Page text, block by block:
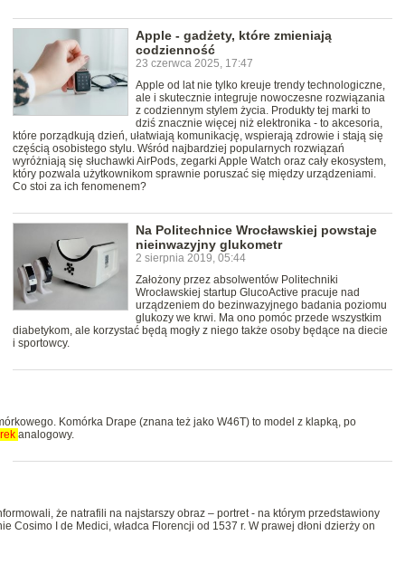
Apple - gadżety, które zmieniają
codzienność
23 czerwca 2025, 17:47
Apple od lat nie tylko kreuje trendy technologiczne,
ale i skutecznie integruje nowoczesne rozwiązania
z codziennym stylem życia. Produkty tej marki to
dziś znacznie więcej niż elektronika - to akcesoria,
które porządkują dzień, ułatwiają komunikację, wspierają zdrowie i stają się
częścią osobistego stylu. Wśród najbardziej popularnych rozwiązań
wyróżniają się słuchawki AirPods, zegarki Apple Watch oraz cały ekosystem,
który pozwala użytkownikom sprawnie poruszać się między urządzeniami.
Co stoi za ich fenomenem?
Na Politechnice Wrocławskiej powstaje
nieinwazyjny glukometr
2 sierpnia 2019, 05:44
Założony przez absolwentów Politechniki
Wrocławskiej startup GlucoActive pracuje nad
urządzeniem do bezinwazyjnego badania poziomu
glukozy we krwi. Ma ono pomóc przede wszystkim
diabetykom, ale korzystać będą mogły z niego także osoby będące na diecie
i sportowcy.
Komórka Drape (znana też jako W46T) to model z klapką, po
analogowy.
że natrafili na najstarszy obraz – portret - na którym przedstawiony
Cosimo I de Medici, władca Florencji od 1537 r. W prawej dłoni dzierży on